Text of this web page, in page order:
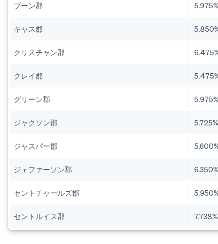
ブーン郡
キャス郡
クリスチャン郡
クレイ郡
グリーン郡
ジャクソン郡
ジャスパー郡
ジェファーソン郡
セントチャールズ郡
セントルイス郡 7.738%